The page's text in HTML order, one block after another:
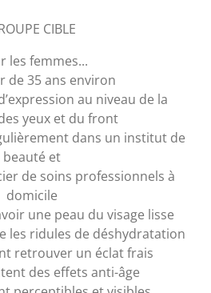
CIBLE
les femmes...
de 35 ans environ
au niveau de la
yeux et du front
dans un institut de
beauté et
de soins professionnels à
domicile
une peau du visage lisse
les ridules de déshydratation
retrouver un éclat frais
des effets anti-âge